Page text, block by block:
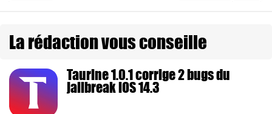
La rédaction vous conseille
Taurine 1.0.1 corrige 2 bugs du
jailbreak iOS 14.3